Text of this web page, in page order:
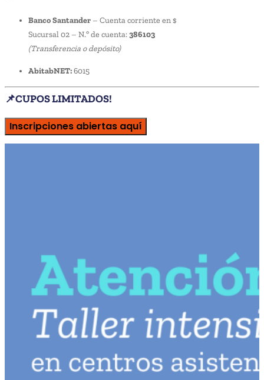
Banco Santander – Cuenta corriente en $
Sucursal 02 – N.º de cuenta:386103
(Transferencia o depósito)
AbitabNET:6015
📌CUPOS LIMITADOS!
Inscripciones abiertas aquí